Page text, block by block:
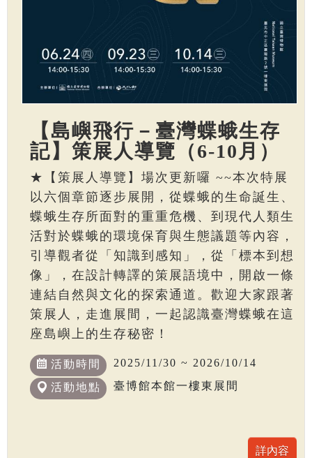
【島嶼飛行－臺灣蝶蛾生存
記】策展人導覽（6-10月）
★【策展人導覽】場次更新囉 ~~本次特展
以六個章節逐步展開，從蝶蛾的生命誕生、
蝶蛾生存所面對的重重危機、到現代人類生
活對於蝶蛾的環境保育與生態議題等內容，
引導觀者從「知識到感知」，從「標本到想
像」，在設計轉譯的策展語境中，開啟一條
連結自然與文化的探索通道。歡迎大家跟著
策展人，走進展間，一起認識臺灣蝶蛾在這
座島嶼上的生存秘密！
活動時間 2025/11/30 ~ 2026/10/14
活動地點 臺博館本館一樓東展間